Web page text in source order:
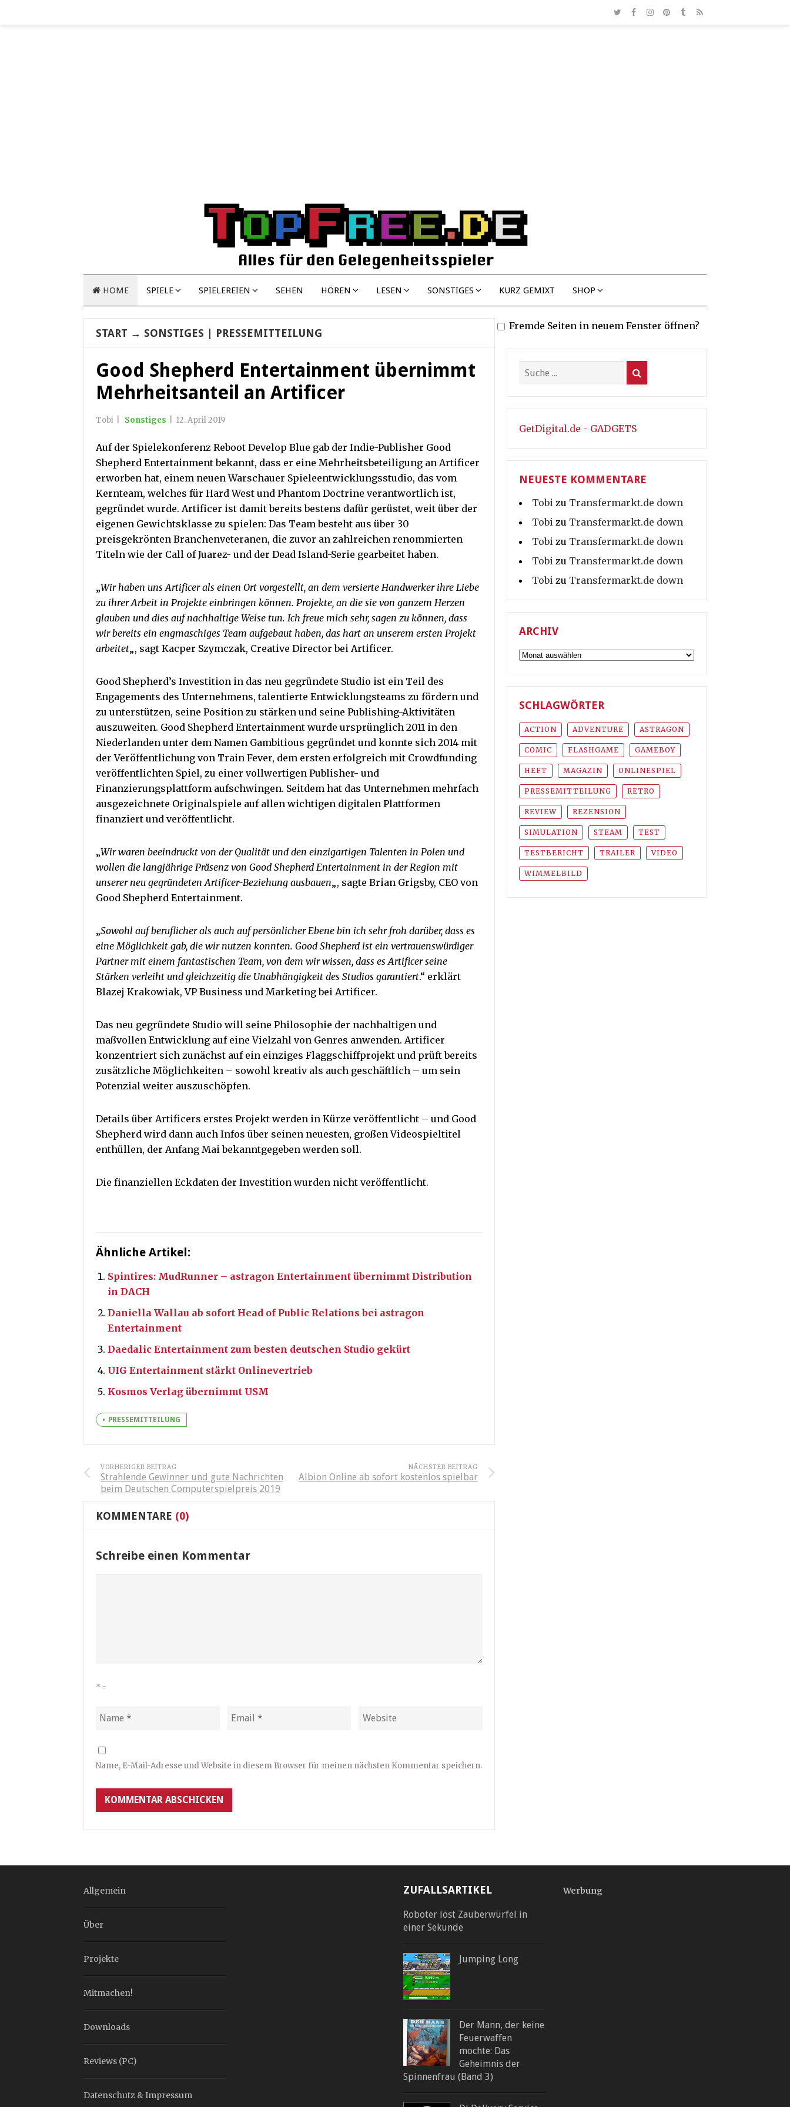
HOME SPIELE SPIELEREIEN SEHEN HÖREN LESEN SONSTIGES KURZ GEMIXT SHOP
START → SONSTIGES | PRESSEMITTEILUNG
Good Shepherd Entertainment übernimmt
Mehrheitsanteil an Artificer
Tobi Sonstiges 12. April 2019
Auf der Spielekonferenz Reboot Develop Blue gab der Indie-Publisher Good
Shepherd Entertainment bekannt, dass er eine Mehrheitsbeteiligung an Artificer
erworben hat, einem neuen Warschauer Spieleentwicklungsstudio, das vom
Kernteam, welches für Hard West und Phantom Doctrine verantwortlich ist,
gegründet wurde. Artificer ist damit bereits bestens dafür gerüstet, weit über der
eigenen Gewichtsklasse zu spielen: Das Team besteht aus über 30
preisgekrönten Branchenveteranen, die zuvor an zahlreichen renommierten
Titeln wie der Call of Juarez- und der Dead Island-Serie gearbeitet haben.
„Wir haben uns Artificer als einen Ort vorgestellt, an dem versierte Handwerker ihre Liebe
zu ihrer Arbeit in Projekte einbringen können. Projekte, an die sie von ganzem Herzen
glauben und dies auf nachhaltige Weise tun. Ich freue mich sehr, sagen zu können, dass
wir bereits ein engmaschiges Team aufgebaut haben, das hart an unserem ersten Projekt
arbeitet„, sagt Kacper Szymczak, Creative Director bei Artificer.
Good Shepherd’s Investition in das neu gegründete Studio ist ein Teil des
Engagements des Unternehmens, talentierte Entwicklungsteams zu fördern und
zu unterstützen, seine Position zu stärken und seine Publishing-Aktivitäten
auszuweiten. Good Shepherd Entertainment wurde ursprünglich 2011 in den
Niederlanden unter dem Namen Gambitious gegründet und konnte sich 2014 mit
der Veröffentlichung von Train Fever, dem ersten erfolgreich mit Crowdfunding
veröffentlichten Spiel, zu einer vollwertigen Publisher- und
Finanzierungsplattform aufschwingen. Seitdem hat das Unternehmen mehrfach
ausgezeichnete Originalspiele auf allen wichtigen digitalen Plattformen
finanziert und veröffentlicht.
„Wir waren beeindruckt von der Qualität und den einzigartigen Talenten in Polen und
wollen die langjährige Präsenz von Good Shepherd Entertainment in der Region mit
unserer neu gegründeten Artificer-Beziehung ausbauen„, sagte Brian Grigsby, CEO von
Good Shepherd Entertainment.
„Sowohl auf beruflicher als auch auf persönlicher Ebene bin ich sehr froh darüber, dass es
eine Möglichkeit gab, die wir nutzen konnten. Good Shepherd ist ein vertrauenswürdiger
Partner mit einem fantastischen Team, von dem wir wissen, dass es Artificer seine
Stärken verleiht und gleichzeitig die Unabhängigkeit des Studios garantiert.“ erklärt
Blazej Krakowiak, VP Business und Marketing bei Artificer.
Das neu gegründete Studio will seine Philosophie der nachhaltigen und
maßvollen Entwicklung auf eine Vielzahl von Genres anwenden. Artificer
konzentriert sich zunächst auf ein einziges Flaggschiffprojekt und prüft bereits
zusätzliche Möglichkeiten – sowohl kreativ als auch geschäftlich – um sein
Potenzial weiter auszuschöpfen.
Details über Artificers erstes Projekt werden in Kürze veröffentlicht – und Good
Shepherd wird dann auch Infos über seinen neuesten, großen Videospieltitel
enthüllen, der Anfang Mai bekanntgegeben werden soll.
Die finanziellen Eckdaten der Investition wurden nicht veröffentlicht.
Ähnliche Artikel:
Spintires: MudRunner – astragon Entertainment übernimmt Distribution
in DACH
Daniella Wallau ab sofort Head of Public Relations bei astragon
Entertainment
Daedalic Entertainment zum besten deutschen Studio gekürt
UIG Entertainment stärkt Onlinevertrieb
Kosmos Verlag übernimmt USM
PRESSEMITTEILUNG
VORHERIGER BEITRAG
Strahlende Gewinner und gute Nachrichten
beim Deutschen Computerspielpreis 2019
NÄCHSTER BEITRAG
Albion Online ab sofort kostenlos spielbar
KOMMENTARE (0)
Schreibe einen Kommentar
* =
Name, E-Mail-Adresse und Website in diesem Browser für meinen nächsten Kommentar speichern.
Fremde Seiten in neuem Fenster öffnen?
GetDigital.de - GADGETS
NEUESTE KOMMENTARE
Tobi zu Transfermarkt.de down
Tobi zu Transfermarkt.de down
Tobi zu Transfermarkt.de down
Tobi zu Transfermarkt.de down
Tobi zu Transfermarkt.de down
ARCHIV
Archiv
SCHLAGWÖRTER
ACTION ADVENTURE ASTRAGON
COMIC FLASHGAME GAMEBOY
HEFT MAGAZIN ONLINESPIEL
PRESSEMITTEILUNG RETRO
REVIEW REZENSION
SIMULATION STEAM TEST
TESTBERICHT TRAILER VIDEO
WIMMELBILD
Allgemein
Über
Projekte
Mitmachen!
Downloads
Reviews (PC)
Datenschutz & Impressum
ZUFALLSARTIKEL
Roboter löst Zauberwürfel in
einer Sekunde
Jumping Long
Der Mann, der keine
Feuerwaffen
mochte: Das
Geheimnis der
Spinnenfrau (Band 3)
Werbung